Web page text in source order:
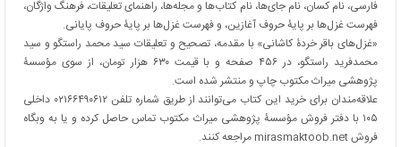
فارسی، نام کسان، نام جای‌ها، نام کتاب‌ها و مجله‌ها، راهنمای تعلیقات، فرهنگ واژگان،
فهرست غزل‌ها بر پایۀ حروف آغازین، و فهرست غزل‌ها بر پایۀ حروف پایانی.
«غزل‌های باقر خردۀ کاشانی» با مقدمه، تصحیح و تعلیقات سید محمد راستگو و سید
محمدفرید راستگو، در ۴۵۶ صفحه و با قیمت ۶۳۰ هزار تومان، از سوی مؤسسۀ
پژوهشی میراث مکتوب چاپ و منتشر شده است.
علاقه‌مندان برای خرید این کتاب می‌توانند از طریق شماره تلفن ۰۲۱۶۶۴۹۰۶۱۲ داخلی
۱۰۵ با دفتر فروش مؤسسۀ پژوهشی میراث مکتوب تماس حاصل کرده و یا به وبگاه
فروشmirasmaktoob.netمراجعه کنند.